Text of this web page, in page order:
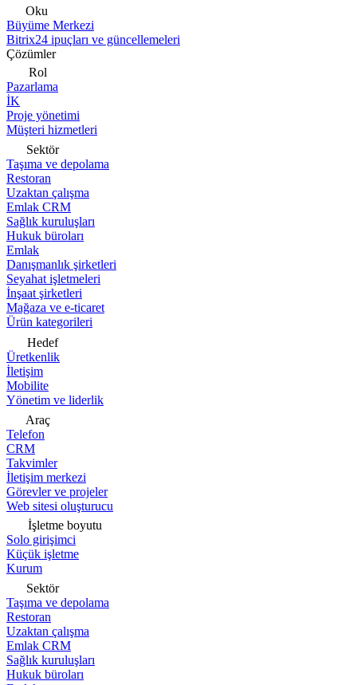
Oku
Büyüme Merkezi
Bitrix24 ipuçları ve güncellemeleri
Çözümler
Rol
Pazarlama
İK
Proje yönetimi
Müşteri hizmetleri
Sektör
Taşıma ve depolama
Restoran
Uzaktan çalışma
Emlak CRM
Sağlık kuruluşları
Hukuk büroları
Emlak
Danışmanlık şirketleri
Seyahat işletmeleri
İnşaat şirketleri
Mağaza ve e-ticaret
Ürün kategorileri
Hedef
Üretkenlik
İletişim
Mobilite
Yönetim ve liderlik
Araç
Telefon
CRM
Takvimler
İletişim merkezi
Görevler ve projeler
Web sitesi oluşturucu
İşletme boyutu
Solo girişimci
Küçük işletme
Kurum
Sektör
Taşıma ve depolama
Restoran
Uzaktan çalışma
Emlak CRM
Sağlık kuruluşları
Hukuk büroları